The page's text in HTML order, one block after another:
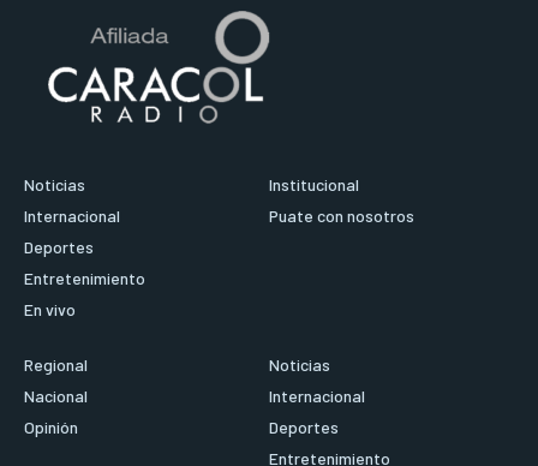
Noticias
Internacional
Deportes
Entretenimiento
En vivo
Institucional
Puate con nosotros
Regional
Nacional
Opinión
Noticias
Internacional
Deportes
Entretenimiento